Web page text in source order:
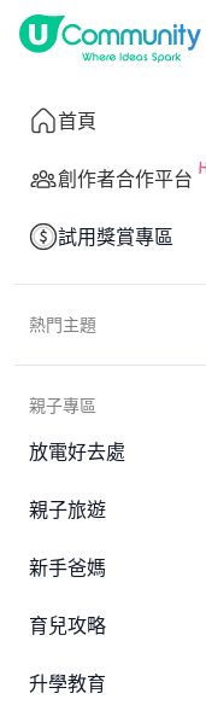
首頁
創作者合作平台
試用獎賞專區
熱門主題
親子專區
放電好去處
親子旅遊
新手爸媽
育兒攻略
升學教育